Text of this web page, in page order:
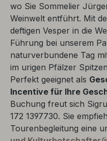
wo Sie Sommelier
Weinwelt entführt. Mit
deftigen Vesper in die
Führung bei unserem
naturverbundene Tag
im urigen Pfälzer
Perfekt geeignet als
Incentive für Ihre
Buchung freut sich
172 1397730. Sie
Tourenbegleitung eine